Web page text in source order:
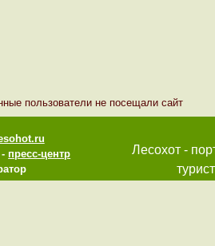
пользователи не посещали сайт
пресс-центр
Лесохот -